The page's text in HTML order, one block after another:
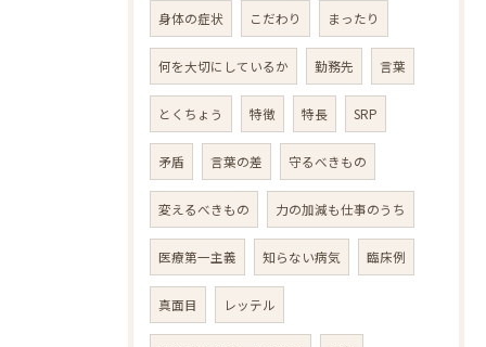
身体の症状 こだわり まったり
何を大切にしているか 勤務先 言葉
とくちょう 特徴 特長 SRP
矛盾 言葉の差 守るべきもの
変えるべきもの 力の加減も仕事のうち
医療第一主義 知らない病気 臨床例
真面目 レッテル